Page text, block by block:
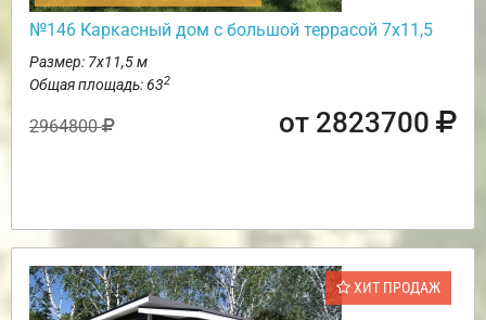
№146 Каркасный дом с большой террасой 7х11,5
Размер: 7х11,5 м
Общая площадь: 632
2964800 от 2823700
ХИТ ПРОДАЖ